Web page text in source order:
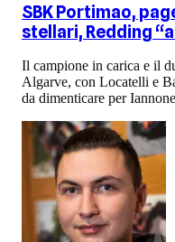
SBK Portimao,
stellari, Redding
Il campione in carica e il
Algarve, con Locatelli e
da dimenticare per